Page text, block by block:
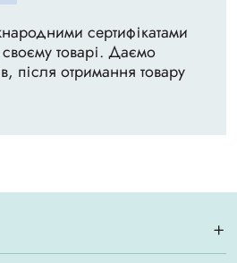
сертифікатами
своєму товарі. Даємо
після отримання товару